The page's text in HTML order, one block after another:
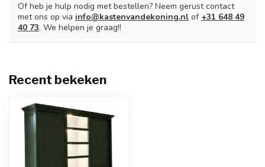
Of heb je hulp nodig met bestellen? Neem gerust contact
met ons op via info@kastenvandekoning.nl of +31 648 49
40 73. We helpen je graag!!
Recent bekeken